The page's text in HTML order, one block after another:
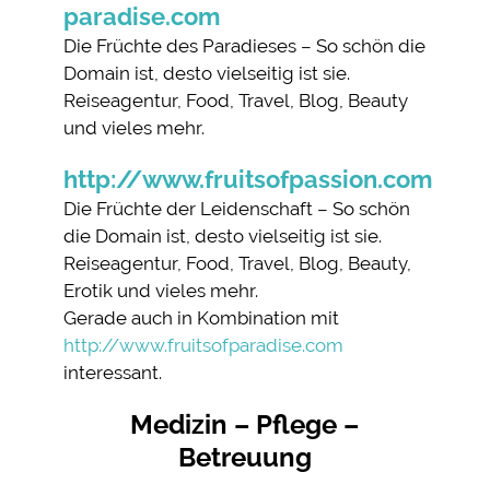
paradise.com
Die Früchte des Paradieses – So schön die
Domain ist, desto vielseitig ist sie.
Reiseagentur, Food, Travel, Blog, Beauty
und vieles mehr.
http://www.fruitsofpassion.com
Die Früchte der Leidenschaft – So schön
die Domain ist, desto vielseitig ist sie.
Reiseagentur, Food, Travel, Blog, Beauty,
Erotik und vieles mehr.
Gerade auch in Kombination mit
http://www.fruitsofparadise.com
interessant.
Medizin – Pflege –
Betreuung